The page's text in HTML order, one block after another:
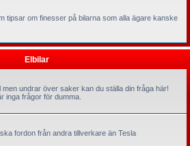
tipsar om finesser på bilarna som alla ägare kanske
Elbilar
men undrar över saker kan du ställa din fråga här!
inga frågor för dumma.
fordon från andra tillverkare än Tesla